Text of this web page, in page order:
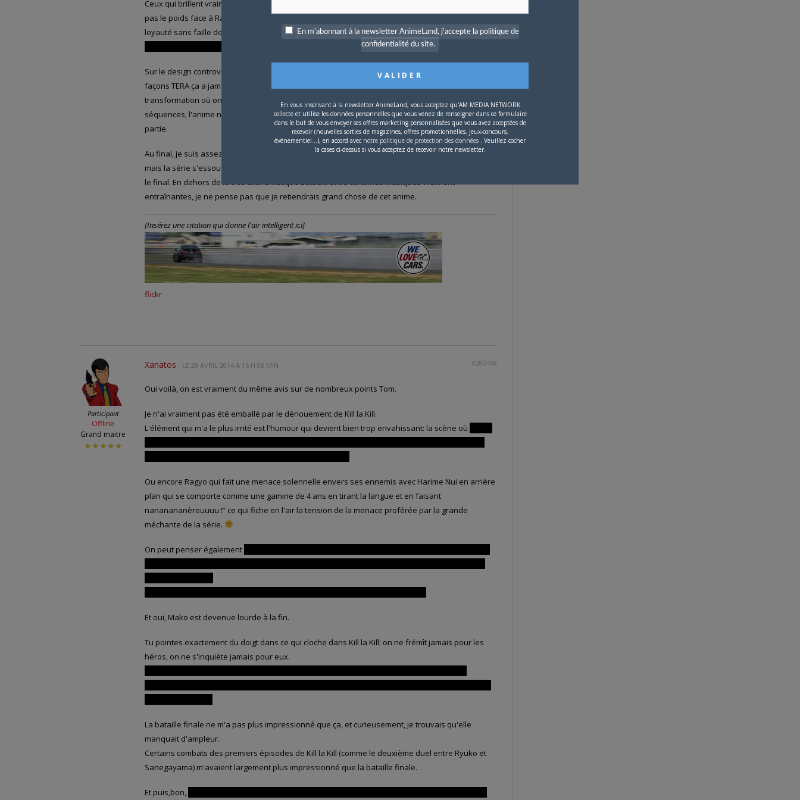
Ceux qui brillent vraiment en fait, ce sont Satsuki et ses quatre lieutenants. Même s'ils ne font
pas le poids face à Ragyô, j'ai beaucoup aimé leur développement dans cette dernière partie ; la
loyauté sans faille des quatre et la volonté de fer de Satsuki combinée à une certaine classe (la
scène où elle s'évade et combat uniquement avec ses pieds).
Sur le design controversé des costumes, je dois dire que je ne l'aime pas, les armures bikinis
façons TERA ça a jamais été mon truc. Il y a du fan service, en particulier lors des scènes de
transformation où on ne perd aucun détail de l'anatomie généreuse des filles mais à part ces
séquences, l'anime n'est pas trop insistant sur les plans osés, en tous cas dans sa dernière
partie.
Au final, je suis assez d'accord avec l'avis de Xanatos : le début de Kill la Kill est très prometteur
mais la série s'essouffle en moitié de parcours mais parvient à sauver un peu les meubles pour
le final. En dehors de la très charismatique Satsuki et de certaines musiques vraiment
entraînantes, je ne pense pas que je retiendrais grand chose de cet anime.
[Insérez une citation qui donne l'air intelligent ici]
flickr
Participant
Offline
Grand maitre
★★★★★
Xanatos LE 28 AVRIL 2014 À 16 H 08 MIN #282469
Oui voilà, on est vraiment du même avis sur de nombreux points Tom.
Je n'ai vraiment pas été emballé par le dénouement de Kill la Kill.
L'élément qui m'a le plus irrité est l'humour qui devient bien trop envahissant: la scène où
Ou encore Ragyo qui fait une menace solennelle envers ses ennemis avec Harime Nui en arrière
plan qui se comporte comme une gamine de 4 ans en tirant la langue et en faisant
nananananèreuuuu !” ce qui fiche en l'air la tension de la menace proférée par la grande
méchante de la série.
On peut penser également
Et oui, Mako est devenue lourde à la fin.
Tu pointes exactement du doigt dans ce qui cloche dans Kill la Kill: on ne frémît jamais pour les
héros, on ne s'inquiète jamais pour eux.
La bataille finale ne m'a pas plus impressionné que ça, et curieusement, je trouvais qu'elle
manquait d'ampleur.
Certains combats des premiers épisodes de Kill la Kill (comme le deuxième duel entre Ryuko et
Sanegayama) m'avaient largement plus impressionné que la bataille finale.
Et puis,bon,
En m'abonnant à la newsletter AnimeLand, j'accepte la politique de
confidentialité du site.
En vous inscrivant à la newsletter AnimeLand, vous acceptez qu'AM MEDIA NETWORK
collecte et utilise les données personnelles que vous venez de renseigner dans ce formulaire
dans le but de vous envoyer ses offres marketing personnalisées que vous avez acceptées de
recevoir (nouvelles sorties de magazines, offres promotionnelles, jeux-concours,
événementiel...), en accord avec notre politique de protection des données . Veuillez cocher
la cases ci-dessus si vous acceptez de recevoir notre newsletter.